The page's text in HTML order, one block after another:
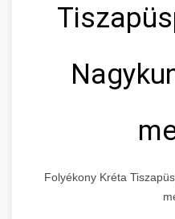
Folyékony Kréta